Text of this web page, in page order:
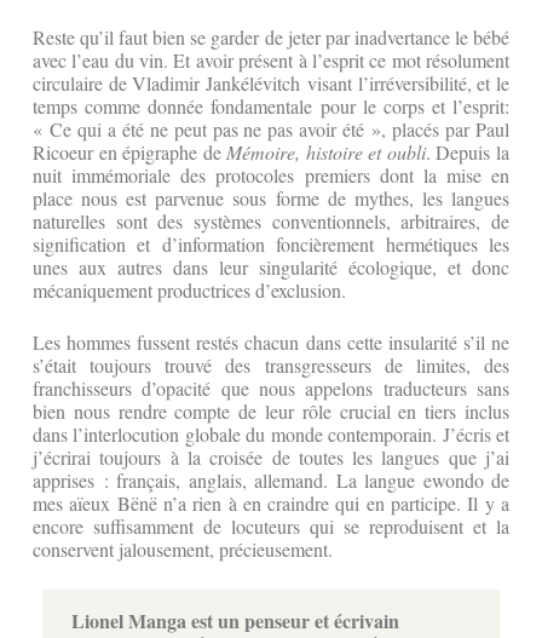
Reste qu’il faut bien se garder de jeter par inadvertance le bébé
avec l’eau du vin. Et avoir présent à l’esprit ce mot résolument
circulaire de Vladimir Jankélévitch visant l’irréversibilité, et le
temps comme donnée fondamentale pour le corps et l’esprit:
« Ce qui a été ne peut pas ne pas avoir été », placés par Paul
Ricoeur en épigraphe deMémoire, histoire et oubli. Depuis la
nuit immémoriale des protocoles premiers dont la mise en
place nous est parvenue sous forme de mythes, les langues
naturelles sont des systèmes conventionnels, arbitraires, de
signification et d’information foncièrement hermétiques les
unes aux autres dans leur singularité écologique, et donc
mécaniquement productrices d’exclusion.
Les hommes fussent restés chacun dans cette insularité s’il ne
s’était toujours trouvé des transgresseurs de limites, des
franchisseurs d’opacité que nous appelons traducteurs sans
bien nous rendre compte de leur rôle crucial en tiers inclus
dans l’interlocution globale du monde contemporain. J’écris et
j’écrirai toujours à la croisée de toutes les langues que j’ai
apprises : français, anglais, allemand. La langue ewondo de
mes aïeux Bënë n’a rien à en craindre qui en participe. Il y a
encore suffisamment de locuteurs qui se reproduisent et la
conservent jalousement, précieusement.
Lionel Manga est un penseur et écrivain